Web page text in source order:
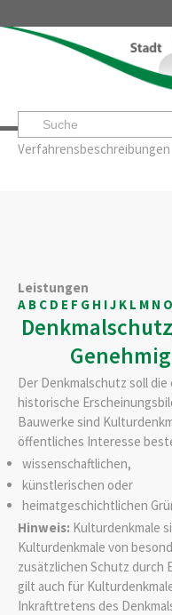
Startseite»
Verfahrensbeschreibungen
Leben & Erleben
Leistungen
A B C D E F G H IJ K L M N O
Der Denkmalschutz soll
historische
Bauwerke sind
öffentliches Interesse
wissenschaftlichen,
künstlerischen oder
heimatgeschichtlichen
Hinweis: Kulturdenkmale
Kulturdenkmale von
zusätzlichen Schutz durch
gilt auch für
Inkrafttretens des